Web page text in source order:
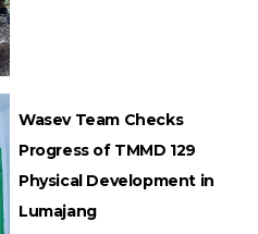
Wasev Team Checks
Progress of TMMD 129
Physical Development in
Lumajang